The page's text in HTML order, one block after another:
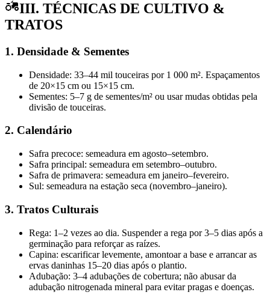
III. TÉCNICAS DE CULTIVO &
TRATOS
1. Densidade & Sementes
Densidade: 33–44 mil touceiras por 1 000 m². Espaçamentos
de 20×15 cm ou 15×15 cm.
Sementes: 5–7 g de sementes/m² ou usar mudas obtidas pela
divisão de touceiras.
2. Calendário
Safra precoce: semeadura em agosto–setembro.
Safra principal: semeadura em setembro–outubro.
Safra de primavera: semeadura em janeiro–fevereiro.
Sul: semeadura na estação seca (novembro–janeiro).
3. Tratos Culturais
Rega: 1–2 vezes ao dia. Suspender a rega por 3–5 dias após a
germinação para reforçar as raízes.
Capina: escarificar levemente, amontoar a base e arrancar as
ervas daninhas 15–20 dias após o plantio.
Adubação: 3–4 adubações de cobertura; não abusar da
adubação nitrogenada mineral para evitar pragas e doenças.